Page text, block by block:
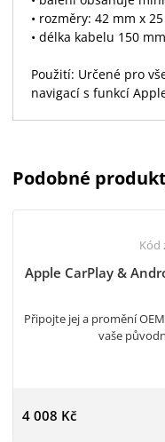
• rozměry: 42 mm x
• délka kabelu 150
Použití: Určené pro
navigací s funkcí
Podobné
Kód
Apple CarPlay &
Připojte jej a promění
vaše
4 008 Kč